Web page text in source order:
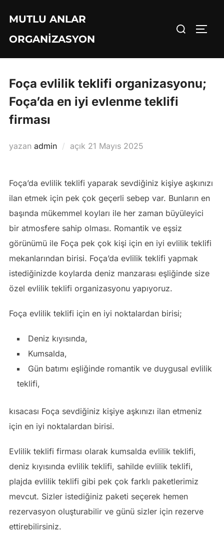
geçMUTLU ANLAR
ORGANIZASYON
Aranacak
Foça evlilik teklifi organizasyonu;
Foça’da en iyi evlenme teklifi
firması
yazan admin açık Yayımlanma
21 Mayıs 2025
Foça’da evlilik teklifi yaparak sevdiğiniz kişiye aşkınızı
ilan etmek için pek çok geçerli sebep var. Bunların en
başında mükemmel koyları ile her zaman büyüleyici
bir atmosfere sahip olması. Romantik ve eşsiz
görünümü ile Foça pek çok kişi için en iyi evlilik teklifi
mekanlarından birisi. Foça’da evlilik teklifi yapmak
istediğinizde koylarda deniz manzarası eşliğinde size
özel evlilik teklifi organizasyonu yapıyoruz.
Foça evlilik teklifi için en iyi noktalardan birisi;
Deniz kıyısında,
Kumsalda,
Gün batımı eşliğinde romantik ve duygusal evlilik
teklifi,
kısacası Foça sevdiğiniz kişiye aşkınızı ilan etmeniz
için en iyi noktalardan birisi.
Evlilik teklifi firması olarak kumsalda evlilik teklifi,
deniz kıyısında evlilik teklifi, sahilde evlilik teklifi,
plajda evlilik teklifi gibi pek çok farklı paketlerimiz
mevcut. Sizler istediğiniz paketi seçerek hemen
rezervasyon oluşturabilir ve günü sizler için rezerve
ettirebilirsiniz.